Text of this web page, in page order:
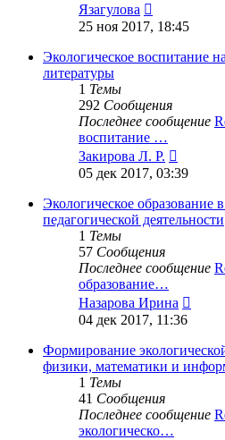
Язагулова
к
сообщению
25 ноя 2017, 18:45
Экологическое воспитание
литературы
1 Темы
292 Сообщения
Последнее сообщение
воспитание …
Закирова Л. Р.
к
05 дек 2017, 03:39
Экологическое образование
педагогической деятельности
1 Темы
57 Сообщения
Последнее сообщение
образование…
Назарова Ирина
04 дек 2017, 11:36
Формирование
физики, математики и
1 Темы
41 Сообщения
Последнее сообщение
экологическо…